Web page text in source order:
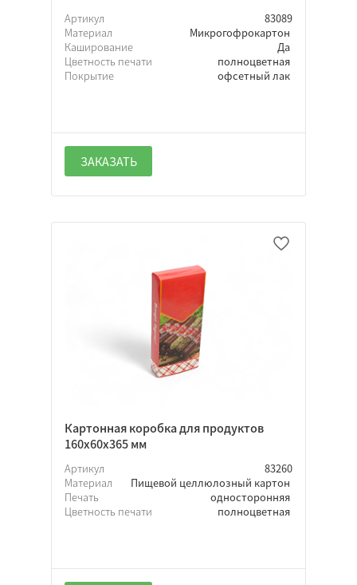
Артикул
83089
Материал
Микрогофрокартон
Каширование
Да
Цветность печати
полноцветная
Покрытие
офсетный лак
ЗАКАЗАТЬ
Картонная коробка для продуктов
160х60х365 мм
Артикул
83260
Материал
Пищевой целлюлозный картон
Печать
односторонняя
Цветность печати
полноцветная